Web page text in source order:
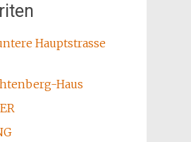
Hauptstrasse
Haus